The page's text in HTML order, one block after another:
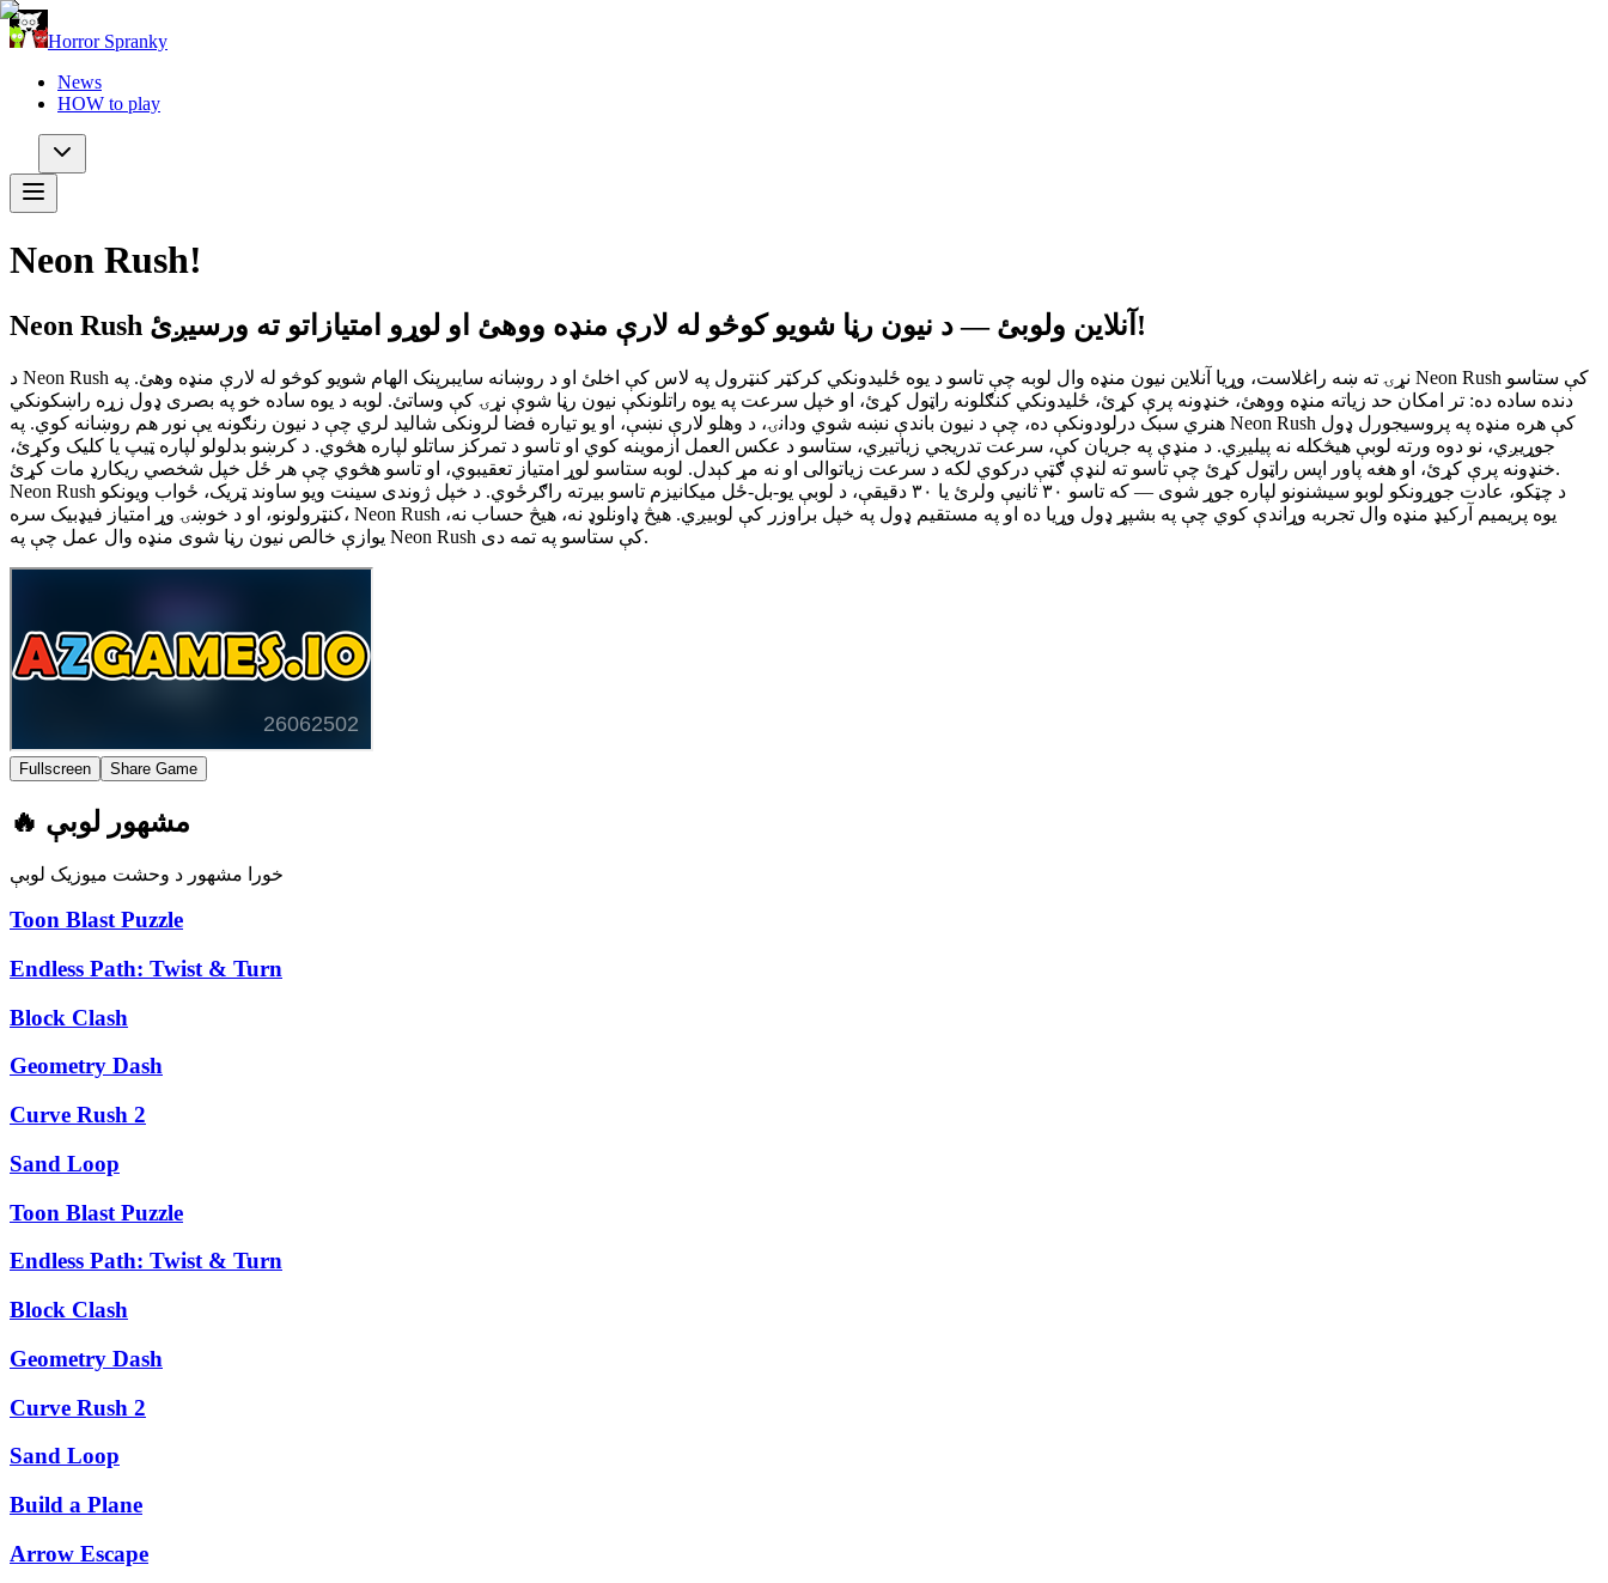
Horror Spranky
News
HOW to play
Neon Rush!
Neon Rush آنلاین ولوبئ — د نیون رڼا شویو کوڅو له لارې منډه ووهئ او لوړو امتیازاتو ته ورسیږئ!
د Neon Rush نړۍ ته ښه راغلاست، وړیا آنلاین نیون منډه وال لوبه چې تاسو د یوه ځلیدونکي کرکټر کنټرول په لاس کې اخلئ او د روښانه سایبرپنک الهام شویو کوڅو له لارې منډه وهئ. په Neon Rush کې ستاسو
دنده ساده ده: تر امکان حد زیاته منډه ووهئ، خنډونه پرې کړئ، ځلیدونکي کنګلونه راټول کړئ، او خپل سرعت په یوه راتلونکې نیون رڼا شوې نړۍ کې وساتئ. لوبه د یوه ساده خو په بصری ډول زړه راښکونکي
هنري سبک درلودونکې ده، چې د نیون باندې نښه شوي ودانۍ، د وهلو لارې نښې، او یو تیاره فضا لرونکی شالید لري چې د نیون رنګونه یې نور هم روښانه کوي. په Neon Rush کې هره منډه په پروسیجورل ډول
جوړیږي، نو دوه ورته لوبې هیڅکله نه پیلیږي. د منډې په جریان کې، سرعت تدریجي زیاتیږي، ستاسو د عکس العمل ازموینه کوي او تاسو د تمرکز ساتلو لپاره هڅوي. د کرښو بدلولو لپاره ټیپ یا کلیک وکړئ،
خنډونه پرې کړئ، او هغه پاور اپس راټول کړئ چې تاسو ته لنډې ګټې درکوي لکه د سرعت زیاتوالی او نه مړ کېدل. لوبه ستاسو لوړ امتیاز تعقیبوي، او تاسو هڅوي چې هر ځل خپل شخصي ریکارډ مات کړئ.
Neon Rush د چټکو، عادت جوړونکو لوبو سیشنونو لپاره جوړ شوی — که تاسو ۳۰ ثانیې ولرئ یا ۳۰ دقیقې، د لوبې یو-بل-ځل میکانیزم تاسو بیرته راګرځوي. د خپل ژوندی سینت ویو ساوند ټریک، ځواب ویونکو
کنټرولونو، او د خوښۍ وړ امتیاز فیډبیک سره، Neon Rush یوه پریمیم آرکیډ منډه وال تجربه وړاندې کوي چې په بشپړ ډول وړیا ده او په مستقیم ډول په خپل براوزر کې لوبیږي. هیڅ ډاونلوډ نه، هیڅ حساب نه،
یوازې خالص نیون رڼا شوی منډه وال عمل چې په Neon Rush کې ستاسو په تمه دی.
Fullscreen Share Game
🔥 مشهور لوبې
خورا مشهور د وحشت میوزیک لوبې
Toon Blast Puzzle
Endless Path: Twist & Turn
Block Clash
Geometry Dash
Curve Rush 2
Sand Loop
Toon Blast Puzzle
Endless Path: Twist & Turn
Block Clash
Geometry Dash
Curve Rush 2
Sand Loop
Build a Plane
Arrow Escape